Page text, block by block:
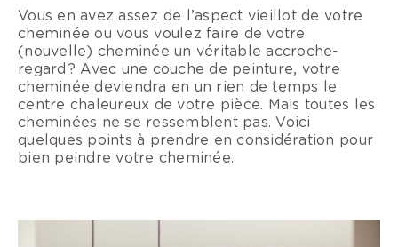
Vous en avez assez de l’aspect vieillot de votre
cheminée ou vous voulez faire de votre
(nouvelle) cheminée un véritable accroche-
regard ? Avec une couche de peinture, votre
cheminée deviendra en un rien de temps le
centre chaleureux de votre pièce. Mais toutes les
cheminées ne se ressemblent pas. Voici
quelques points à prendre en considération pour
bien peindre votre cheminée.